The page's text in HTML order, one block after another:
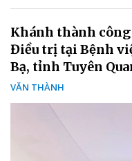
Khánh thành
Điều trị tại Bệnh
Bạ, tỉnh Tuyên
VĂN THÀNH